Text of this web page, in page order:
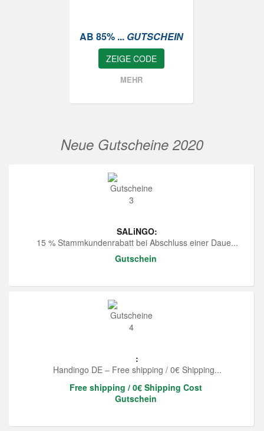
AB 85% ... GUTSCHEIN
ZEIGE CODE
MEHR
Neue Gutscheine 2020
SALiNGO:
15 % Stammkundenrabatt bei Abschluss einer Daue...
Gutschein
:
Handingo DE – Free shipping / 0€ Shipping...
Free shipping / 0€ Shipping Cost
Gutschein